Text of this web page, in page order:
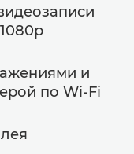
и
по Wi-Fi